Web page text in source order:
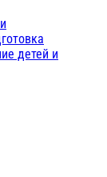
детей и